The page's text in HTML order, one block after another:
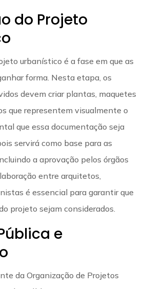
do Projeto
urbanístico é a fase em que as
forma. Nesta etapa, os
devem criar plantas, maquetes
que representem visualmente o
que essa documentação seja
servirá como base para as
a aprovação pelos órgãos
entre arquitetos,
é essencial para garantir que
projeto sejam considerados.
e
da Organização de Projetos